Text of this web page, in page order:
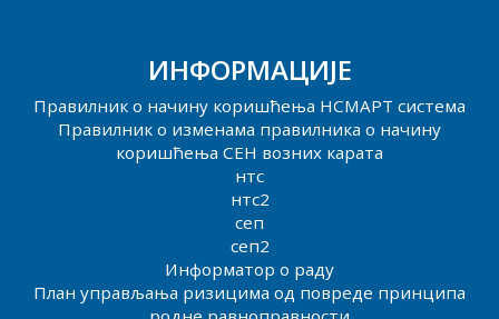
ИНФОРМАЦИЈЕ
Правилник о начину коришћења НСМАРТ система
Правилник о изменама правилника о начину
коришћења СЕН возних карата
нтс
нтс2
сеп
сеп2
Информатор о раду
План управљања ризицима од повреде принципа